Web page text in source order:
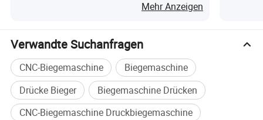
Mehr Anzeigen
Verwandte Suchanfragen
CNC-Biegemaschine
Biegemaschine
Drücke Bieger
Biegemaschine Drücken
CNC-Biegemaschine Druckbiegemaschine